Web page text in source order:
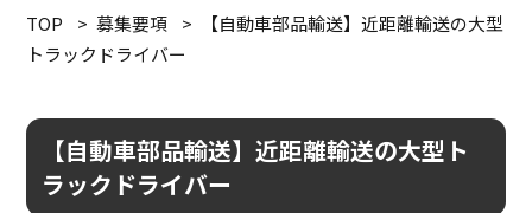
TOP 募集要項
【自動車部品輸送】近距離輸送の大型
トラックドライバー
【自動車部品輸送】近距離輸送の大型ト
ラックドライバー